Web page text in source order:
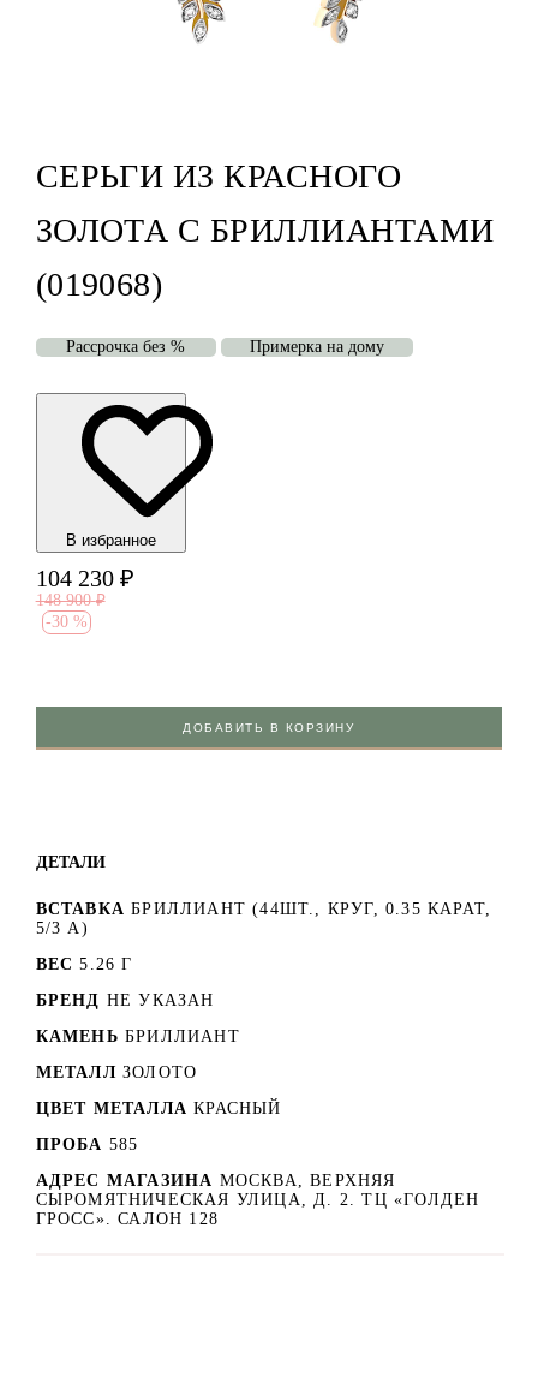
СЕРЬГИ ИЗ КРАСНОГО
ЗОЛОТА С БРИЛЛИАНТАМИ
(019068)
Рассрочка без % Примерка на дому
В избранноe
104 230 ₽
148 900 ₽
-30 %
ДОБАВИТЬ В КОРЗИНУ
ДЕТАЛИ
ВСТАВКА БРИЛЛИАНТ (44ШТ., КРУГ, 0.35 КАРАТ,
5/3 А)
ВЕС 5.26 Г
БРЕНД НЕ УКАЗАН
КАМЕНЬ БРИЛЛИАНТ
МЕТАЛЛ ЗОЛОТО
ЦВЕТ МЕТАЛЛА КРАСНЫЙ
ПРОБА 585
АДРЕС МАГАЗИНА МОСКВА, ВЕРХНЯЯ
СЫРОМЯТНИЧЕСКАЯ УЛИЦА, Д. 2. ТЦ «ГОЛДЕН
ГРОСС». САЛОН 128